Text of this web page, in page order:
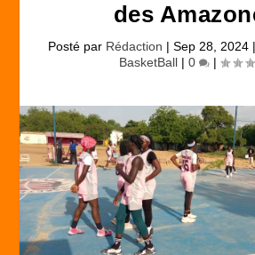
des
Posté par Rédaction | Sep 28, 2024 |
BasketBall | 0 |